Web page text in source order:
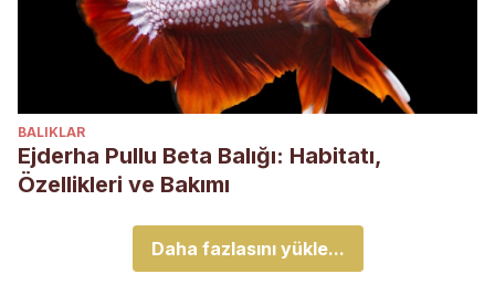
BALIKLAR
Ejderha Pullu Beta Balığı: Habitatı,
Özellikleri ve Bakımı
Daha fazlasını yükle...